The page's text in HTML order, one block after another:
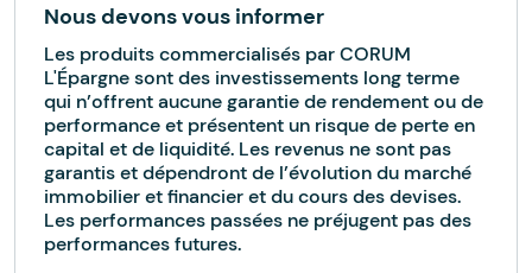
Nous devons vous informer
Les produits commercialisés par CORUM
L'Épargne sont des investissements long terme
qui n’offrent aucune garantie de rendement ou de
performance et présentent un risque de perte en
capital et de liquidité. Les revenus ne sont pas
garantis et dépendront de l’évolution du marché
immobilier et financier et du cours des devises.
Les performances passées ne préjugent pas des
performances futures.